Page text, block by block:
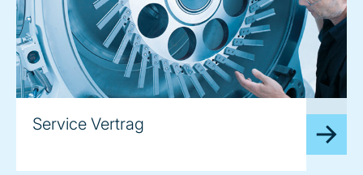
Service Vertrag